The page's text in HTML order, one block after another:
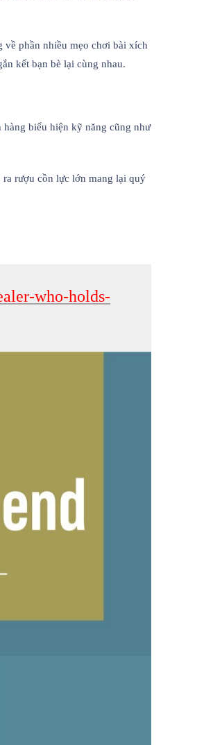
phần nhiều mẹo chơi bài xích
kết bạn bè lại cùng nhau.
biểu hiện kỹ năng cũng như
rượu cồn lực lớn mang lại quý
who-holds-